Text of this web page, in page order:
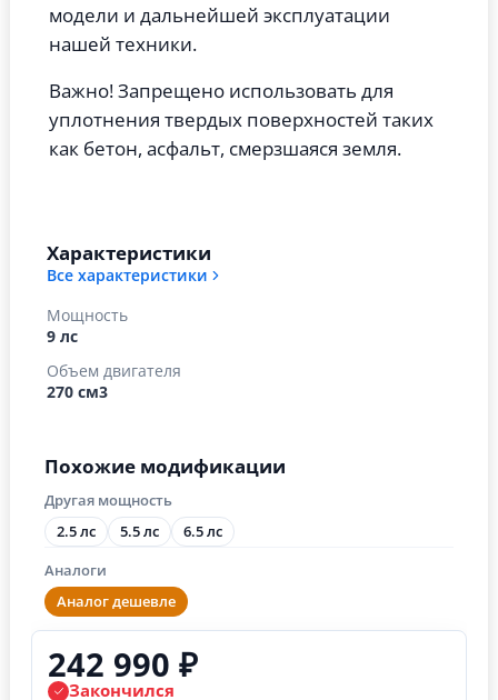
Похожие модификации
Другая мощность
2.5 лс 5.5 лс 6.5 лс
Аналоги
Аналог дешевле
модели и дальнейшей эксплуатации
нашей техники.
Важно! Запрещено использовать для
уплотнения твердых поверхностей таких
как бетон, асфальт, смерзшаяся земля.
Характеристики
Все характеристики
Мощность
9 лс
Объем двигателя
270 см3
242 990 ₽
Закончился